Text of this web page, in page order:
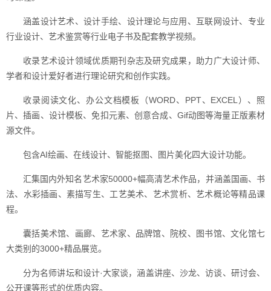
涵盖设计艺术、设计手绘、设计理论与应用、互联网设计、专业
行业设计、艺术鉴赏等行业电子书及配套教学视频。
收录艺术设计领域优质期刊杂志及研究成果，助力广大设计师、
学者和设计爱好者进行理论研究和创作实践。
收录阅读文化、办公文档模板（WORD、PPT、EXCEL）、照
片、插画、设计模板、免扣元素、创意合成、Gif动图等海量正版素材
源文件。
包含AI绘画、在线设计、智能抠图、图片美化四大设计功能。
汇集国内外知名艺术家50000+幅高清艺术作品，并涵盖国画、书
法、水彩插画、素描写生、工艺美术、艺术赏析、艺术概论等精品课
程。
囊括美术馆、画廊、艺术家、品牌馆、院校、图书馆、文化馆七
大类别的3000+精品展览。
分为名师讲坛和设计·大家谈，涵盖讲座、沙龙、访谈、研讨会、
公开课等形式的优质内容。